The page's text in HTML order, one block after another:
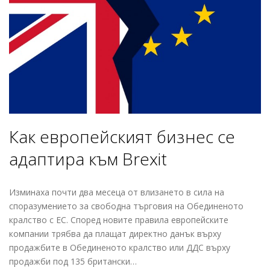
Как европейският бизнес се
адаптира към Brexit
Изминаха почти два месеца от влизането в сила на
споразумението за свободна търговия на Обединеното
кралство с ЕС. Според новите правила европейските
компании трябва да плащат директно данък върху
продажбите в Обединеното кралство или ДДС върху
продажби под 135 британски…